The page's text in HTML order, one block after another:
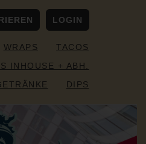
LOGIN
WRAPS
TACOS
INHOUSE + ABH.
DIPS